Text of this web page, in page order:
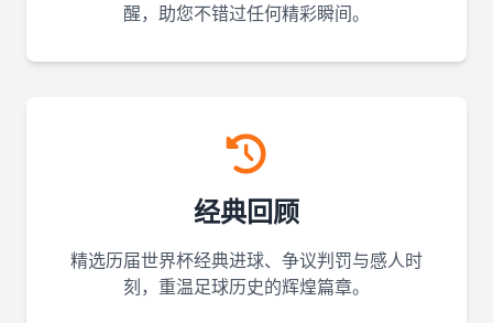
醒，助您不错过任何精彩瞬间。
经典回顾
精选历届世界杯经典进球、争议判罚与感人时
刻，重温足球历史的辉煌篇章。